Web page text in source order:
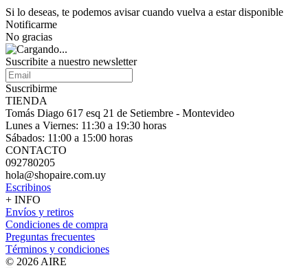
Si lo deseas, te podemos avisar cuando vuelva a estar disponible
Notificarme
No gracias
Suscribite a nuestro newsletter
Suscribirme
TIENDA
Tomás Diago 617 esq 21 de Setiembre - Montevideo
Lunes a Viernes: 11:30 a 19:30 horas
Sábados: 11:00 a 15:00 horas
CONTACTO
092780205
hola@shopaire.com.uy
Escribinos
+ INFO
Envíos y retiros
Condiciones de compra
Preguntas frecuentes
Términos y condiciones
© 2026 AIRE